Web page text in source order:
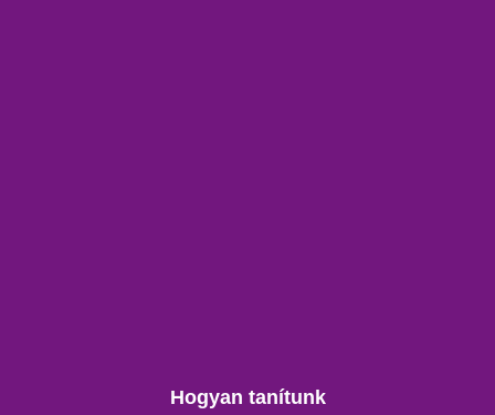
Hogyan tanítunk